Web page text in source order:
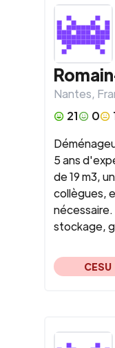
Nantes,
21
0
5 ans
de 19 m3,
collègues,
stockage,
CESU